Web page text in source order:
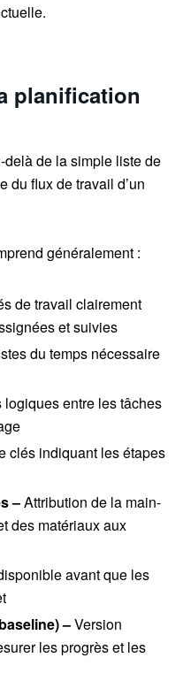
planification
de la simple liste de
du flux de travail d’un
généralement :
de travail clairement
et suivies
du temps nécessaire
logiques entre les tâches
clés indiquant les étapes
–Attribution de la main-
des matériaux aux
avant que les
–Version
les progrès et les